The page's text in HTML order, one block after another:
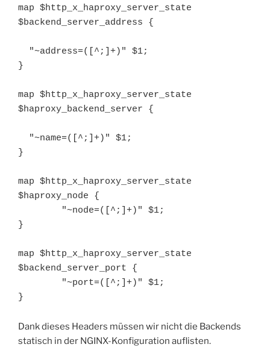
map $http_x_haproxy_server_state
$backend_server_address {
}
map $http_x_haproxy_server_state
$haproxy_backend_server {
  "~name=([^;]+)" $1;
}
map $http_x_haproxy_server_state
$haproxy_node {
        "~node=([^;]+)" $1;
}
map $http_x_haproxy_server_state
$backend_server_port {
}
Dank dieses Headers müssen wir nicht die Backends
statisch in der NGINX-Konfiguration auflisten.